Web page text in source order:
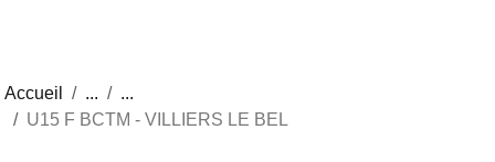
Accueil
U15 F BCTM - VILLIERS LE BEL